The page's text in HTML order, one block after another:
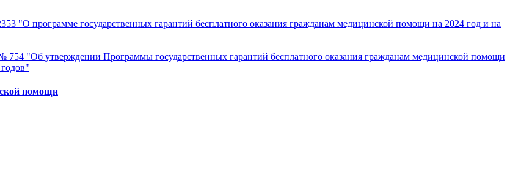
"О программе государственных гарантий бесплатного оказания гражданам медицинской помощи на 2024 год и на
754 "Об утверждении Программы государственных гарантий бесплатного оказания гражданам медицинской помощи
помощи